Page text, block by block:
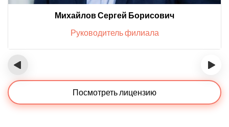
Михайлов Сергей Борисович
Руководитель филиала
‹ ›
Посмотреть лицензию